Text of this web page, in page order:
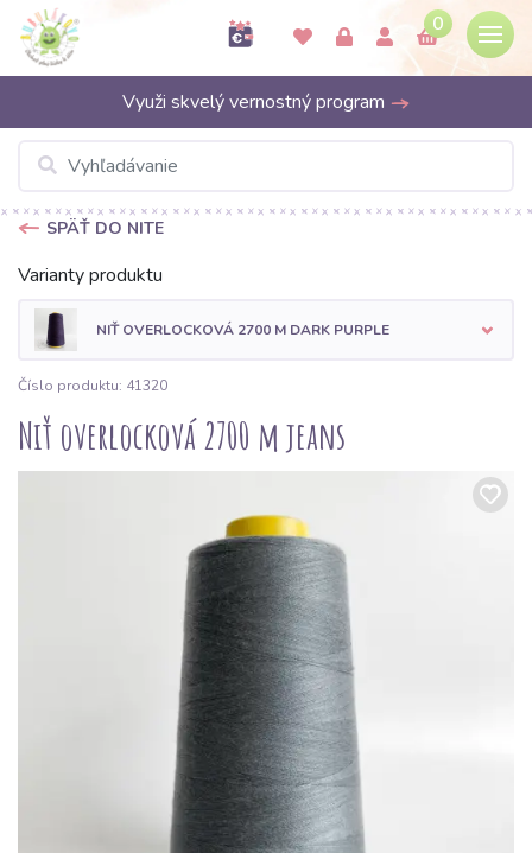
0
Využi skvelý vernostný program
SPÄŤ DO NITE
Varianty produktu
NIŤ OVERLOCKOVÁ 2700 M DARK PURPLE
Číslo produktu: 41320
Niť overlocková 2700 m jeans